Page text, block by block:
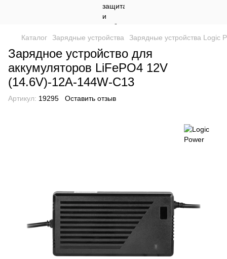
Каталог Зарядные устройства Зарядные устройства Logic
Зарядное устройство для
аккумуляторов LiFePO4 12V
(14.6V)-12A-144W-C13
Артикул: 19295 Оставить отзыв